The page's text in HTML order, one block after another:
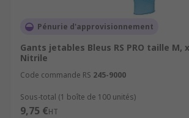
Pénurie d'approvisionnement
Gants jetables Bleus RS PRO taille M,
Nitrile
Code commande RS 245-9000
Sous-total (1 boîte de 100 unités)
9,75 €HT